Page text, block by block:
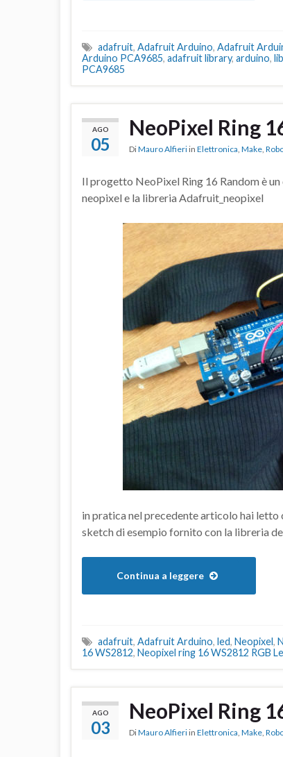
adafruit, Adafruit Arduino, Adafruit
Arduino PCA9685, adafruit library, arduino,
PCA9685
AGO
05
NeoPixel Ring
DiMauro Alfieri in Elettronica, Make,
Il progetto NeoPixel Ring 16 Random è
neopixel e la libreria Adafruit_neopixel
in pratica nel precedente articolo hai letto
sketch di esempio fornito con la libreria
Continua a leggere
adafruit, Adafruit Arduino, led, Neopixel,
16 WS2812, Neopixel ring 16 WS2812 RGB
AGO
03
NeoPixel Ring
DiMauro Alfieri in Elettronica, Make,